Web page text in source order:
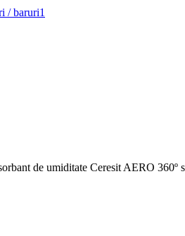
/ baruri1
de umiditate Ceresit AERO 360º